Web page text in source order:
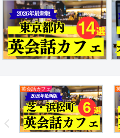
英会話カフェ